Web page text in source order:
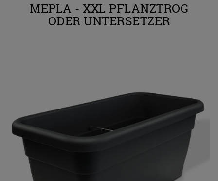
MEPLA - XXL PFLANZTROG
ODER UNTERSETZER